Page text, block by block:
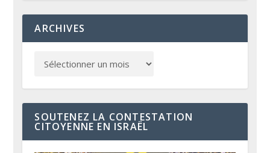
ARCHIVES
SOUTENEZ LA CONTESTATION
CITOYENNE EN ISRAËL